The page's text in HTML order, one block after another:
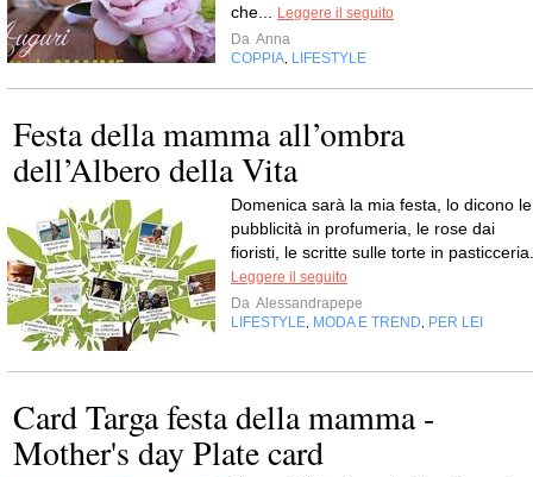
che... Leggere il seguito
Da Anna
COPPIA, LIFESTYLE
Festa della mamma all’ombra
dell’Albero della Vita
Domenica sarà la mia festa, lo dicono le
pubblicità in profumeria, le rose dai
fioristi, le scritte sulle torte in pasticceria.
Leggere il seguito
Da Alessandrapepe
LIFESTYLE, MODA E TREND, PER LEI
Card Targa festa della mamma -
Mother's day Plate card